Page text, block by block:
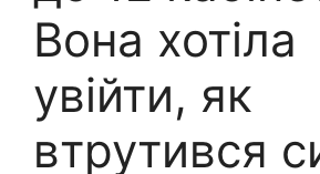
Вона хотіла
увійти, як
втрутився